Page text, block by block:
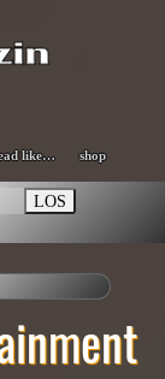
like… shop
LOS